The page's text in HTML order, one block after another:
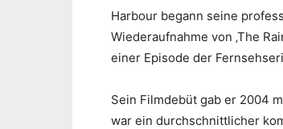
Harbour begann seine
Wiederaufnahme von ‚The
einer Episode der
Sein Filmdebüt gab er 2004
war ein durchschnittlicher